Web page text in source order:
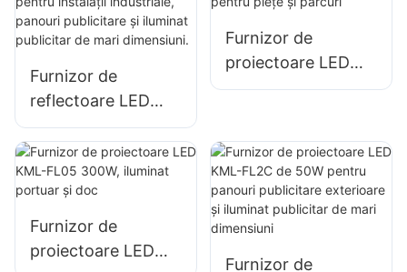
zonelor de
depozitare
și dezastre
Furnizor de
reflectoare LED
KML-FL05 de 240
W, potrivite pentru
instalații industriale,
panouri publicitare
și iluminat publicitar
de mari dimensiuni.
Furnizor de
proiectoare LED
KML-FL05 de 400
piețe și parcuri
Furnizor de
proiectoare LED
Furnizor de